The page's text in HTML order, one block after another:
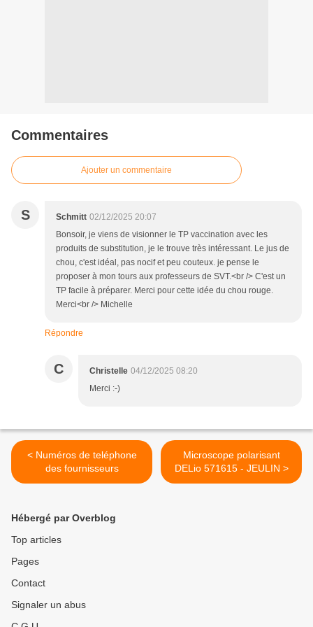
Commentaires
Ajouter un commentaire
S Schmitt 02/12/2025 20:07
Bonsoir, je viens de visionner le TP vaccination avec les
produits de substitution, je le trouve très intéressant. Le jus de
chou, c'est idéal, pas nocif et peu couteux. je pense le
proposer à mon tours aux professeurs de SVT.<br /> C'est un
TP facile à préparer. Merci pour cette idée du chou rouge.
Merci<br /> Michelle
Répondre
C Christelle 04/12/2025 08:20
Merci :-)
< Numéros de teléphone
des fournisseurs
Microscope polarisant
DELio 571615 - JEULIN >
Hébergé par Overblog
Top articles
Pages
Contact
Signaler un abus